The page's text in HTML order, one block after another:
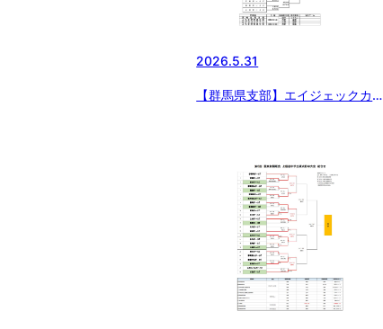
2026.5.31
【群馬県支部】エイジェックカッ